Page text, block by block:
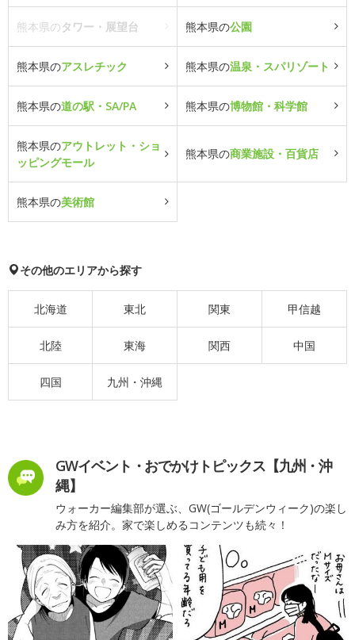
熊本県のタワー・展望台 熊本県の公園
熊本県のアスレチック 熊本県の温泉・スパリゾート
熊本県の道の駅・SA/PA 熊本県の博物館・科学館
熊本県のアウトレット・ショ
ッピングモール
熊本県の商業施設・百貨店
熊本県の美術館
その他のエリアから探す
北海道 東北 関東 甲信越
北陸 東海 関西 中国
四国 九州・沖縄
GWイベント・おでかけトピックス【九州・沖
縄】
ウォーカー編集部が選ぶ、GW(ゴールデンウィーク)の楽し
み方を紹介。家で楽しめるコンテンツも続々！